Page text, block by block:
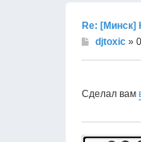
Re: [Минск]
djtoxic »
Сделал вам